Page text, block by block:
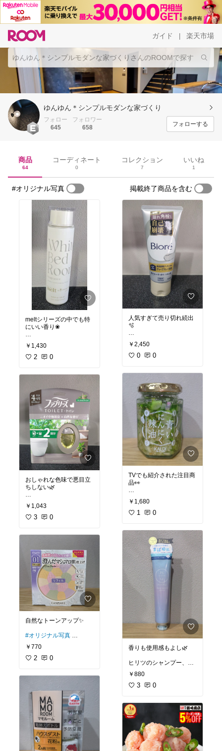
ガイド 楽天市場
ゆんゆん＊シンプルモダンな家づくり
フォロー
645
フォロワー
658
フォローする
商品
64
コーディネート
0
コレクション
7
いいね
1
#オリジナル写真 掲載終了商品を含む
meltシリーズの中でも特
にいい香り❀
ユナイテッドアローズと
のコラボ商品。
数量限定販売で、花王の
しい香りで、ほっと一息
つきたくなるような落ち
着いた香り。
パッケージも可愛い🫶
#オリジナル写真
#ヘアケア
#美容
#髪用美容液
￥1,430
2 0
おしゃれな色味で悪目立
ちしない🌿
#オリジナル写真
#お掃除グッズ
#便利グッズ
￥1,043
3 0
自然なトーンアップ✨
#オリジナル写真
#UVケア
#メイク
￥770
2 0
人気すぎて売り切れ続出
🫧
#おすすめスキンケア
#ベストコスメ
￥2,450
0 0
TVでも紹介された注目商
品👀
#オリジナル写真
#ピリ辛
￥1,680
1 0
香りも使用感もよし🌿
ヒリツのシャンプー、ト
リートメントのようにと
ってもいい香り。
3種類どれもいい香り。
#オリジナル写真
#美容マニア
#保湿重視
#ハンドクリーム
#ヒリツ
￥880
3 0